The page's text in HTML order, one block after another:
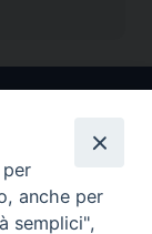
anche per
semplici",